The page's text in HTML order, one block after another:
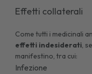
Effetti collaterali
Come tutti i medicinali
effetti indesiderati,
manifestino, tra cui:
Infezione